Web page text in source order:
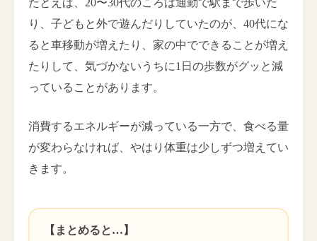
たとえば、20〜30代のころは通勤で駅まで歩いた
り、子どもと外で遊んだりしていたのが、40代にな
ると車移動が増えたり、家の中でできることが増え
たりして、気づかないうちに1日の歩数がグッと減
っていることがあります。
消費するエネルギーが減っている一方で、食べる量
が変わらなければ、やはり体重は少しずつ増えてい
きます。
【まとめると…】